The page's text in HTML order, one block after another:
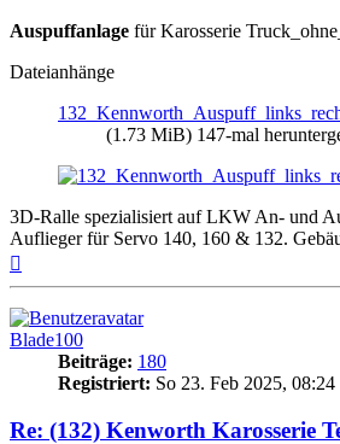
Auspuffanlage für Karosserie
Dateianhänge
(1.73 MiB) 147-mal
3D-Ralle spezialisiert auf LKW An- und
Auflieger für Servo 140, 160 & 132.
Blade100
Beiträge: 180
Registriert: So 23. Feb 2025, 08:24
Re: (132) Kenworth Karosserie